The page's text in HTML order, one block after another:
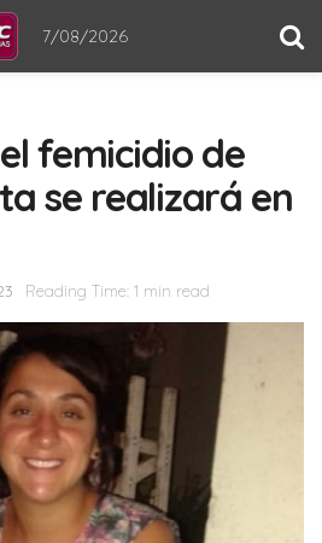
7/08/2026
femicidio de
se realizará en
Reading Time: 1 min read